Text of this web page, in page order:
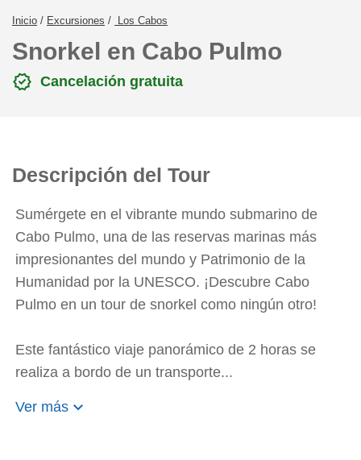
Inicio / Excursiones / Los Cabos
Snorkel en Cabo Pulmo
verified Cancelación gratuita
Descripción del Tour
Sumérgete en el vibrante mundo submarino de
Cabo Pulmo, una de las reservas marinas más
impresionantes del mundo y Patrimonio de la
Humanidad por la UNESCO. ¡Descubre Cabo
Pulmo en un tour de snorkel como ningún otro!
Este fantástico viaje panorámico de 2 horas se
realiza a bordo de un transporte...
Ver más keyboard_arrow_down